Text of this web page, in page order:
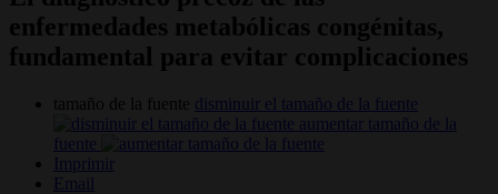
enfermedades metabólicas congénitas,
fundamental para evitar complicaciones
tamaño de la fuente disminuir el tamaño de la fuente
aumentar tamaño de la
fuente
Imprimir
Email